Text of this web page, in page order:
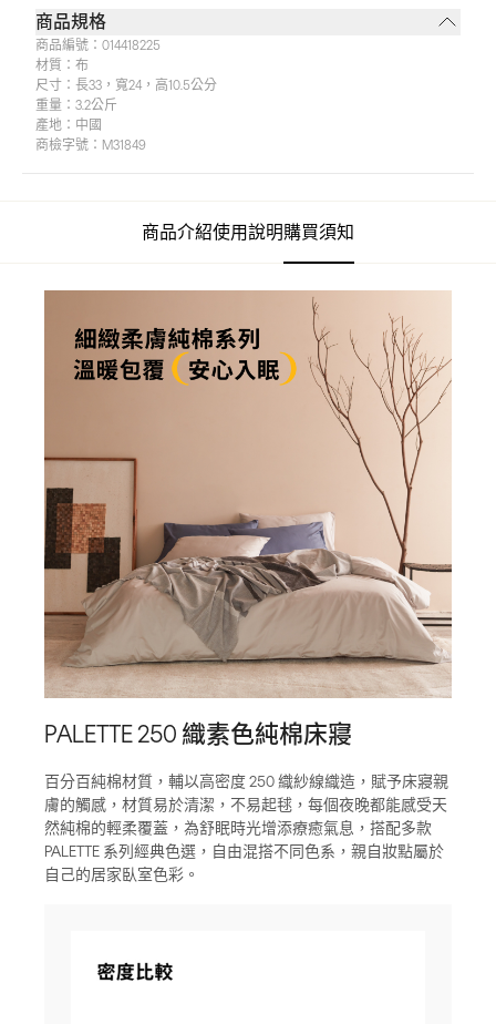
商品規格
商品編號： 014418225
材質： 布
尺寸： 長33，寬24，高10.5公分
重量： 3.2公斤
產地： 中國
商檢字號： M31849
商品介紹使用說明購買須知
PALETTE 250 織素色純棉床寢
百分百純棉材質，輔以高密度 250 織紗線織造，賦予床寢親
膚的觸感，材質易於清潔，不易起毬，每個夜晚都能感受天
然純棉的輕柔覆蓋，為舒眠時光增添療癒氣息，搭配多款
PALETTE 系列經典色選，自由混搭不同色系，親自妝點屬於
自己的居家臥室色彩。